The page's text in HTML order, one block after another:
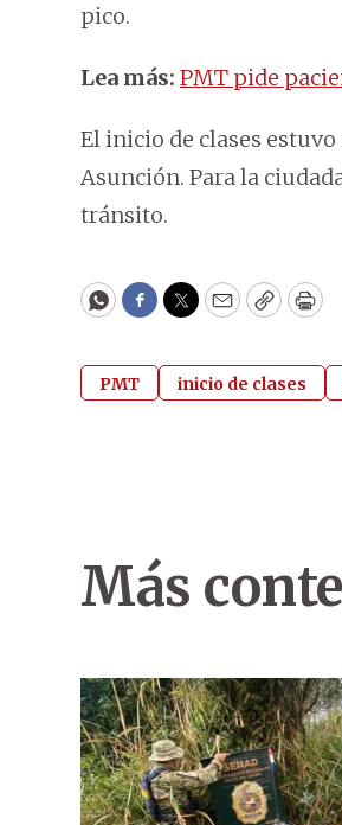
pico.
Lea más: PMT pide
El inicio de clases
Asunción. Para la
tránsito.
WhatsApp
Facebook
Twitter
EmailCopy
PMT inicio de clases
Más